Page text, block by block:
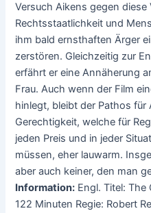
Versuch Aikens gegen diese
Rechtsstaatlichkeit und
ihm bald ernsthaften Ärger
zerstören. Gleichzeitig zur
erfährt er eine Annäherung
Frau. Auch wenn der Film
hinlegt, bleibt der Pathos
Gerechtigkeit, welche für
jeden Preis und in jeder
müssen, eher lauwarm.
aber auch keiner, den man
Information: Engl. Titel: The
122 Minuten Regie: Robert